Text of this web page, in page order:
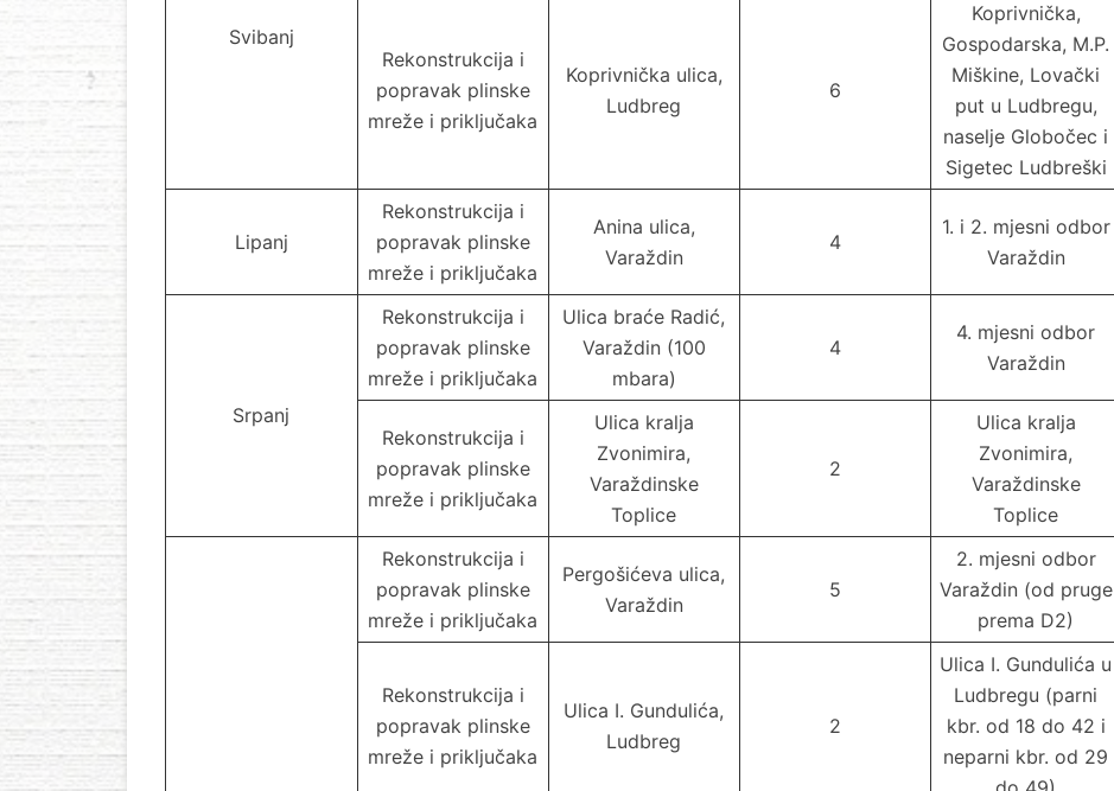
Svibanj
Rekonstrukcija i
popravak plinske
mreže i priključaka
Koprivnička ulica,
Ludbreg
6
Koprivnička,
Gospodarska, M.P.
Miškine, Lovački
put u Ludbregu,
naselje Globočec i
Sigetec Ludbreški
Lipanj
Rekonstrukcija i
popravak plinske
mreže i priključaka
Anina ulica,
Varaždin
4
1. i 2. mjesni odbor
Varaždin
Srpanj
Rekonstrukcija i
popravak plinske
mreže i priključaka
Ulica braće Radić,
Varaždin (100
mbara)
4
4. mjesni odbor
Varaždin
Rekonstrukcija i
popravak plinske
mreže i priključaka
Ulica kralja
Zvonimira,
Varaždinske
Toplice
2
Ulica kralja
Zvonimira,
Varaždinske
Toplice
Rekonstrukcija i
popravak plinske
mreže i priključaka
Pergošićeva ulica,
Varaždin
5
2. mjesni odbor
Varaždin (od pruge
prema D2)
Rekonstrukcija i
popravak plinske
mreže i priključaka
Ulica I. Gundulića,
Ludbreg
2
Ulica I. Gundulića u
Ludbregu (parni
kbr. od 18 do 42 i
neparni kbr. od 29